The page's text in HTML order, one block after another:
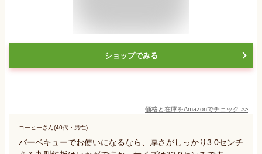
ショップでみる
価格と在庫をAmazonでチェック >>
コーヒーさん(40代・男性)
バーベキューでお使いになるなら、厚さがしっかり3.0センチ